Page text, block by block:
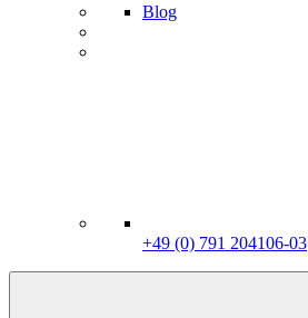
Blog
+49 (0) 791 204106-03